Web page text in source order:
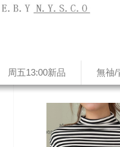
周五13:00新品 無䄂/